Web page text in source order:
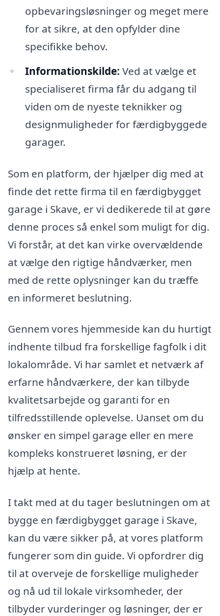
opbevaringsløsninger og meget mere
for at sikre, at den opfylder dine
specifikke behov.
Informationskilde: Ved at vælge et
specialiseret firma får du adgang til
viden om de nyeste teknikker og
designmuligheder for færdigbyggede
garager.
Som en platform, der hjælper dig med at
finde det rette firma til en færdigbygget
garage i Skave, er vi dedikerede til at gøre
denne proces så enkel som muligt for dig.
Vi forstår, at det kan virke overvældende
at vælge den rigtige håndværker, men
med de rette oplysninger kan du træffe
en informeret beslutning.
Gennem vores hjemmeside kan du hurtigt
indhente tilbud fra forskellige fagfolk i dit
lokalområde. Vi har samlet et netværk af
erfarne håndværkere, der kan tilbyde
kvalitetsarbejde og garanti for en
tilfredsstillende oplevelse. Uanset om du
ønsker en simpel garage eller en mere
kompleks konstrueret løsning, er der
hjælp at hente.
I takt med at du tager beslutningen om at
bygge en færdigbygget garage i Skave,
kan du være sikker på, at vores platform
fungerer som din guide. Vi opfordrer dig
til at overveje de forskellige muligheder
og nå ud til lokale virksomheder, der
tilbyder vurderinger og løsninger, der er